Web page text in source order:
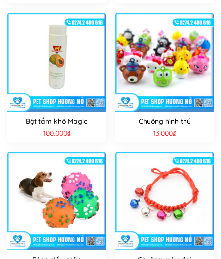
Bột tắm khô Magic
100.000₫
Chuông hình thú
13.000₫